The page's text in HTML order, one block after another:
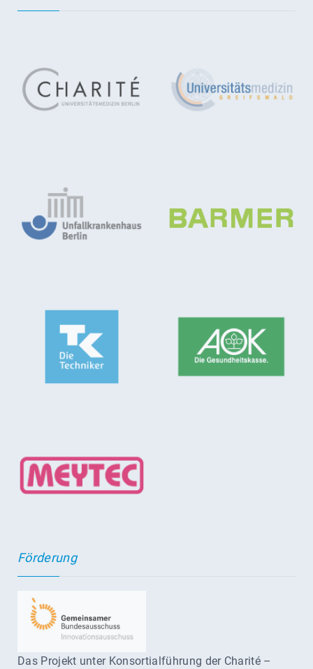
Förderung
Das Projekt unter Konsortialführung der Charité –